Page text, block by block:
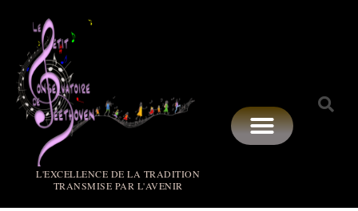
L'EXCELLENCE DE LA TRADITION
TRANSMISE PAR L'AVENIR